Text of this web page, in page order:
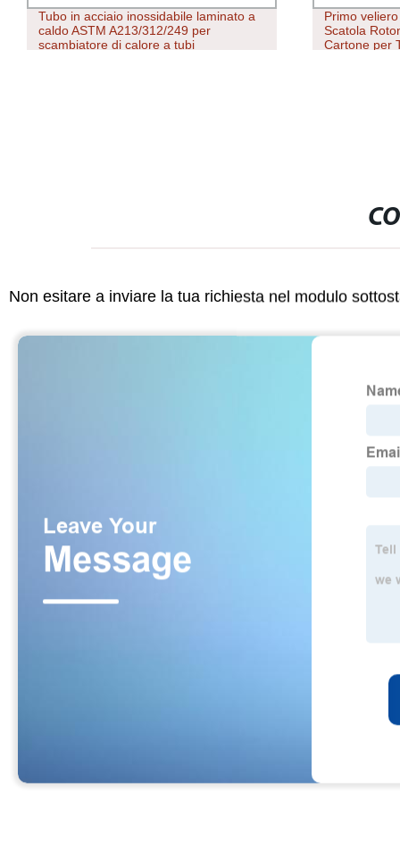
Tubo in acciaio inossidabile laminato a
caldo ASTM A213/312/249 per
scambiatore di calore a tubi
Primo
Scatola
Cartone per
Non esitare a inviare la tua richiesta nel modulo